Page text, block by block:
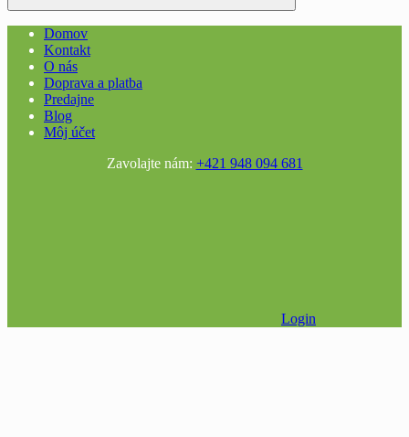
Domov
Kontakt
O nás
Doprava a platba
Predajne
Blog
Môj účet
Zavolajte nám: +421 948 094 681
Login